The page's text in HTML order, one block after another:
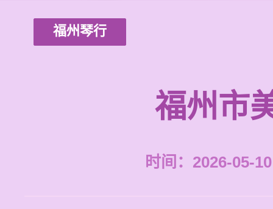
福州琴行
福州市
时间：2026-05-